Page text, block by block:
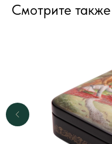
Смотрите также